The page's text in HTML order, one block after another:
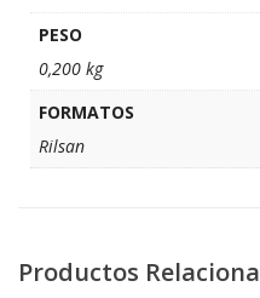
PESO
0,200 kg
FORMATOS
Rilsan
Productos